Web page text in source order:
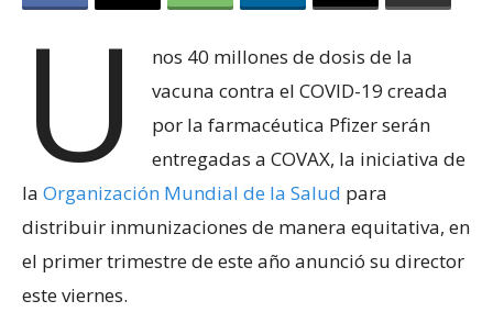
U
nos 40 millones de dosis de la
vacuna contra el COVID-19 creada
por la farmacéutica Pfizer serán
entregadas a COVAX, la iniciativa de
la Organización Mundial de la Salud para
distribuir inmunizaciones de manera equitativa, en
el primer trimestre de este año anunció su director
este viernes.